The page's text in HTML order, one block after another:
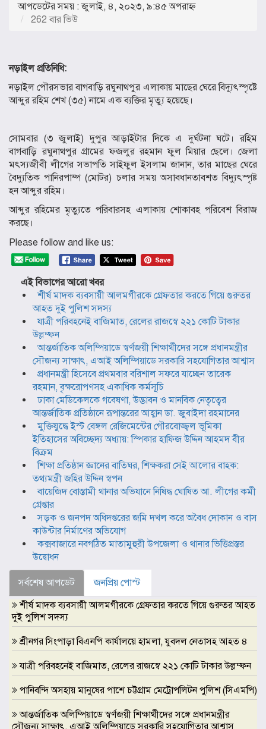
আপডেটের সময় : জুলাই, ৪, ২০২৩, ৯:৪৫ অপরাহ্ণ
262 বার ভিউ
নড়াইল প্রতিনিধি:
নড়াইল পৌরসভার বাগবাড়ি রঘুনাথপুর এলাকায় মাছের ঘেরে বিদ্যুৎস্পৃষ্টে
আব্দুর রহিম শেখ (৩৫) নামে এক ব্যক্তির মৃত্যু হয়েছে।
সোমবার (৩ জুলাই) দুপুর আড়াইটার দিকে এ দুর্ঘটনা ঘটে। রহিম
বাগবাড়ি রঘুনাথপুর গ্রামের ফজলুর রহমান ফুল মিয়ার ছেলে। জেলা
মৎস্যজীবী লীগের সভাপতি সাইফুল ইসলাম জানান, তার মাছের ঘেরে
বৈদ্যুতিক পানিরপাম্প (মোটর) চলার সময় অসাবধানতাবশত বিদ্যুৎস্পৃষ্ট
হন আব্দুর রহিম।
আব্দুর রহিমের মৃত্যুতে পরিবারসহ এলাকায় শোকাবহ পরিবেশ বিরাজ
করছে।
Please follow and like us:
এই বিভাগের আরো খবর
শীর্ষ মাদক ব্যবসায়ী আলমগীরকে গ্রেফতার করতে গিয়ে গুরুতর
আহত দুই পুলিশ সদস্য
যাত্রী পরিবহনেই বাজিমাত, রেলের রাজস্বে ২২১ কোটি টাকার
উল্লম্ফন
আন্তর্জাতিক অলিম্পিয়াডে স্বর্ণজয়ী শিক্ষার্থীদের সঙ্গে প্রধানমন্ত্রীর
সৌজন্য সাক্ষাৎ, এআই অলিম্পিয়াডে সরকারি সহযোগিতার আশ্বাস
প্রধানমন্ত্রী হিসেবে প্রথমবার বরিশাল সফরে যাচ্ছেন তারেক
রহমান, বৃক্ষরোপণসহ একাধিক কর্মসূচি
ঢাকা মেডিকেলকে গবেষণা, উদ্ভাবন ও মানবিক নেতৃত্বের
আন্তর্জাতিক প্রতিষ্ঠানে রূপান্তরের আহ্বান ডা. জুবাইদা রহমানের
মুক্তিযুদ্ধে ইস্ট বেঙ্গল রেজিমেন্টের গৌরবোজ্জ্বল ভূমিকা
ইতিহাসের অবিচ্ছেদ্য অধ্যায়: স্পিকার হাফিজ উদ্দিন আহমদ বীর
বিক্রম
শিক্ষা প্রতিষ্ঠান জ্ঞানের বাতিঘর, শিক্ষকরা সেই আলোর বাহক:
তথ্যমন্ত্রী জহির উদ্দিন স্বপন
বায়েজিদ বোস্তামী থানার অভিযানে নিষিদ্ধ ঘোষিত আ. লীগের কর্মী
গ্রেপ্তার
সড়ক ও জনপদ অধিদপ্তরের জমি দখল করে অবৈধ দোকান ও বাস
কাউন্টার নির্মাণের অভিযোগ
কক্সবাজারে নবগঠিত মাতামুহুরী উপজেলা ও থানার ভিত্তিপ্রস্তর
উদ্বোধন
সর্বশেষ আপডেট
জনপ্রিয় পোস্ট
শীর্ষ মাদক ব্যবসায়ী আলমগীরকে গ্রেফতার করতে গিয়ে গুরুতর আহত
দুই পুলিশ সদস্য
শ্রীনগর সিংপাড়া বিএনপি কার্যালয়ে হামলা, যুবদল নেতাসহ আহত ৪
যাত্রী পরিবহনেই বাজিমাত, রেলের রাজস্বে ২২১ কোটি টাকার উল্লম্ফন
পানিবন্দি অসহায় মানুষের পাশে চট্টগ্রাম মেট্রোপলিটন পুলিশ (সিএমপি)
আন্তর্জাতিক অলিম্পিয়াডে স্বর্ণজয়ী শিক্ষার্থীদের সঙ্গে প্রধানমন্ত্রীর